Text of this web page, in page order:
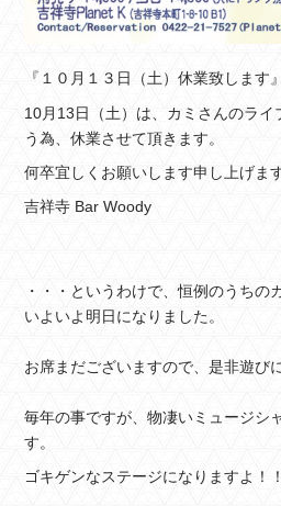
『１０月１３日（土）休業致します』
10月13日（土）は、カミさんのラ
う為、休業させて頂きます。
何卒宜しくお願いします申し上げます
吉祥寺 Bar Woody
・・・というわけで、恒例のうちの
いよいよ明日になりました。
お席まだございますので、是非遊び
毎年の事ですが、物凄いミュージシ
す。
ゴキゲンなステージになりますよ！